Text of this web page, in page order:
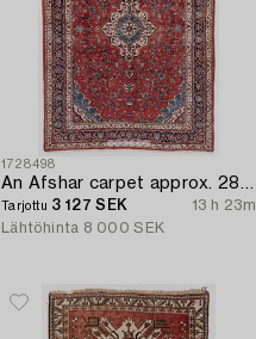
1728498
Tarjottu 3 127 SEK
13 h 23m
Lähtöhinta 8 000 SEK